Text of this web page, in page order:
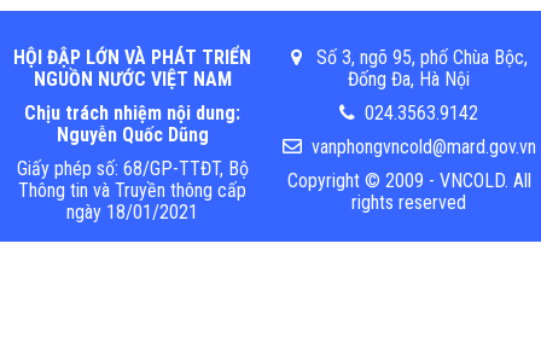
HỘI ĐẬP LỚN VÀ PHÁT TRIỂN
NGUỒN NƯỚC VIỆT NAM
Chịu trách nhiệm nội dung:
Nguyễn Quốc Dũng
Giấy phép số: 68/GP-TTĐT, Bộ
Thông tin và Truyền thông cấp
ngày 18/01/2021
Số 3, ngõ 95, phố Chùa Bộc,
Đống Đa, Hà Nội
024.3563.9142
vanphongvncold@mard.gov.vn
Copyright © 2009 - VNCOLD. All
rights reserved